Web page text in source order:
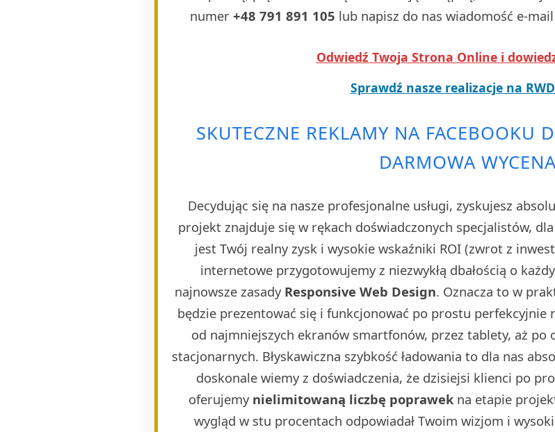
numer +48 791 891 105 lub napisz do nas wiadomość e-
Odwiedź Twoja Strona Online i
Sprawdź nasze realizacje na
SKUTECZNE REKLAMY NA FACEBOOKU
DARMOWA
Decydując się na nasze profesjonalne usługi, zyskujesz
projekt znajduje się w rękach doświadczonych specjalistów,
jest Twój realny zysk i wysokie wskaźniki ROI (zwrot z
internetowe przygotowujemy z niezwykłą dbałością o
najnowsze zasady Responsive Web Design. Oznacza to w
będzie prezentować się i funkcjonować po prostu perfekcyjnie
od najmniejszych ekranów smartfonów, przez tablety, aż
stacjonarnych. Błyskawiczna szybkość ładowania to dla nas
doskonale wiemy z doświadczenia, że dzisiejsi klienci po
oferujemy nielimitowaną liczbę poprawek na etapie
wygląd w stu procentach odpowiadał Twoim wizjom i